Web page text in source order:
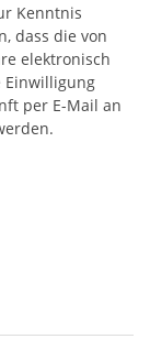
Kenntnis
dass die von
elektronisch
Einwilligung
per E-Mail an